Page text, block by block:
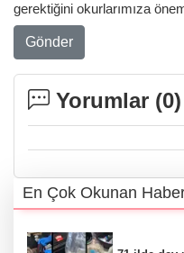
gerektiğini okurlarımıza
Gönder
Yorumlar (0)
En Çok Okunan